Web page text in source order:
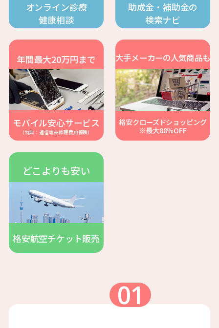
ログイン
オンライン診療
健康相談
助成金・補助金の
検索ナビ
年間最大20万円まで
モバイル安心サービス
（特典：通信端末修理費用保険）
大手メーカーの人気商品も
格安クローズドショッピング
※最大88％OFF
どこよりも安い
格安航空チケット販売
01